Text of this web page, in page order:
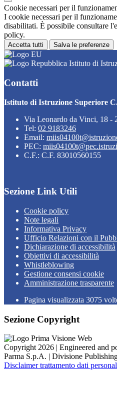
Cookie necessari per il
I cookie necessari per il
disabilitati. È possibile consultare
policy.
Accetta tutti Salva le preferenze
Istituto di
Contatti
Istituto di Istruzione Superiore
Via Leonardo da Vinci, 18 -
Tel: 02 9183246
Email:
PEC:
C.F.: C.F. 83010560155
Sezione Link Utili
Cookie policy
Note legali
Informativa Privacy
Ufficio Relazioni con il
Dichiarazione di accessibilità
Obiettivi di accessibilità
Whistleblowing
Gestione consensi cookie
Amministrazione trasparente
Pagina visualizzata 3075
Sezione Copyright
Copyright 2026 | Engineered and
Parma S.p.A. | Divisione
Disclaimer trattamento dati